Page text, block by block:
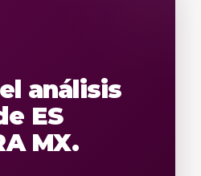
análisis
ES
MX.